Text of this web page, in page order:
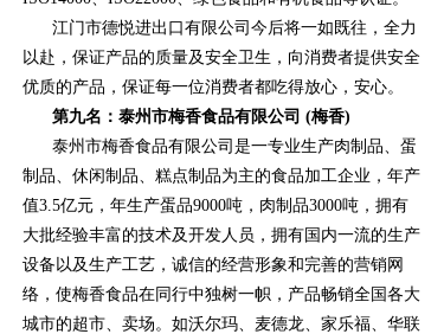
江门市德悦进出口有限公司今后将一如既往，全力
以赴，保证产品的质量及安全卫生，向消费者提供安全
优质的产品，保证每一位消费者都吃得放心，安心。
第九名：泰州市梅香食品有限公司(梅香)
泰州市梅香食品有限公司是一专业生产肉制品、蛋
制品、休闲制品、糕点制品为主的食品加工企业，年产
值3.5亿元，年生产蛋品9000吨，肉制品3000吨，拥有
大批经验丰富的技术及开发人员，拥有国内一流的生产
设备以及生产工艺，诚信的经营形象和完善的营销网
络，使梅香食品在同行中独树一帜，产品畅销全国各大
城市的超市、卖场。如沃尔玛、麦德龙、家乐福、华联